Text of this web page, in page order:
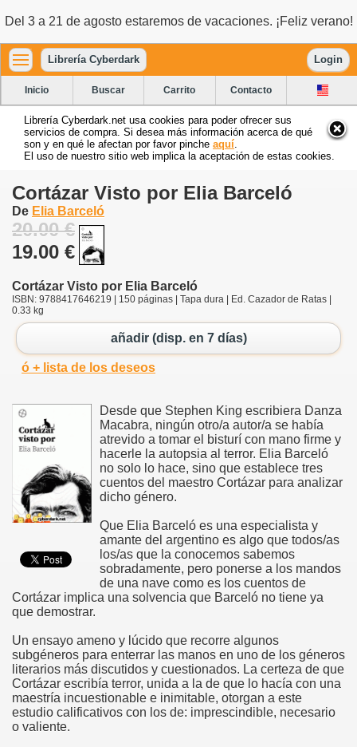
Del 3 a 21 de agosto estaremos de vacaciones. ¡Feliz verano!
Librería Cyberdark Login
Inicio Buscar Carrito Contacto
Librería Cyberdark.net usa cookies para poder ofrecer sus
servicios de compra. Si desea más información acerca de qué
son y en qué le afectan por favor pinche aquí
El uso de nuestro sitio web implica la aceptación de estas cookies.
Cortázar Visto por Elia Barceló
De Elia Barceló
20.00 €
19.00 €
Cortázar Visto por Elia Barceló
ISBN: 9788417646219 | 150 páginas | Tapa dura | Ed. Cazador de Ratas |
0.33 kg
añadir (disp. en 7 días)
ó + lista de los deseos
Desde que Stephen King escribiera Danza
Macabra, ningún otro/a autor/a se había
atrevido a tomar el bisturí con mano firme y
hacerle la autopsia al terror. Elia Barceló
no solo lo hace, sino que establece tres
cuentos del maestro Cortázar para analizar
dicho género.
Que Elia Barceló es una especialista y
amante del argentino es algo que todos/as
los/as que la conocemos sabemos
sobradamente, pero ponerse a los mandos
de una nave como es los cuentos de
Cortázar implica una solvencia que Barceló no tiene ya
que demostrar.
Un ensayo ameno y lúcido que recorre algunos
subgéneros para enterrar las manos en uno de los géneros
literarios más discutidos y cuestionados. La certeza de que
Cortázar escribía terror, unida a la de que lo hacía con una
maestría incuestionable e inimitable, otorgan a este
estudio calificativos con los de: imprescindible, necesario
o valiente.